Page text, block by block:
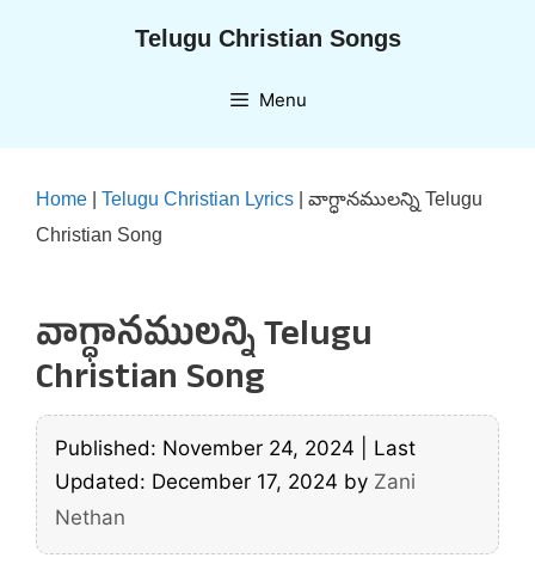
Telugu Christian Songs
Menu
Home Telugu Christian Lyrics
వాగ్ధానములన్ని Telugu
Christian Song
వాగ్ధానములన్ని Telugu
Christian Song
Published: November 24, 2024
Last
Updated: December 17, 2024 by Zani
Nethan